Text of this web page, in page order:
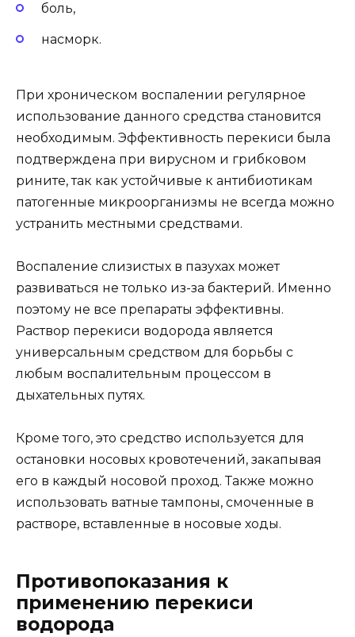
боль,
насморк.
При хроническом воспалении регулярное
использование данного средства становится
необходимым. Эффективность перекиси была
подтверждена при вирусном и грибковом
рините, так как устойчивые к антибиотикам
патогенные микроорганизмы не всегда можно
устранить местными средствами.
Воспаление слизистых в пазухах может
развиваться не только из-за бактерий. Именно
поэтому не все препараты эффективны.
Раствор перекиси водорода является
универсальным средством для борьбы с
любым воспалительным процессом в
дыхательных путях.
Кроме того, это средство используется для
остановки носовых кровотечений, закапывая
его в каждый носовой проход. Также можно
использовать ватные тампоны, смоченные в
растворе, вставленные в носовые ходы.
Противопоказания к
применению перекиси
водорода